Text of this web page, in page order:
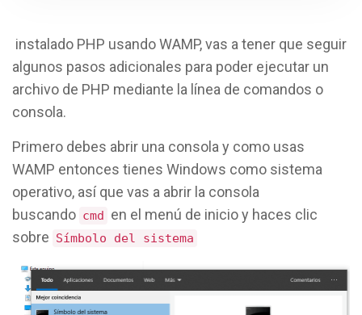
instalado PHP usando WAMP, vas a tener que seguir
algunos pasos adicionales para poder ejecutar un
archivo de PHP mediante la línea de comandos o
consola.
Primero debes abrir una consola y como usas
WAMP entonces tienes Windows como sistema
operativo, así que vas a abrir la consola
buscando cmd en el menú de inicio y haces clic
sobre Símbolo del sistema